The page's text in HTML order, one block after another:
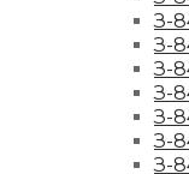
З-
З-
З-
З-
З-
З-
З-